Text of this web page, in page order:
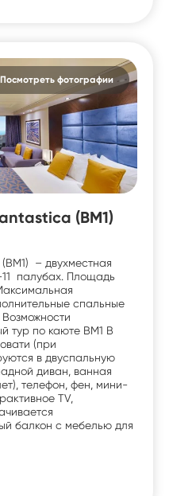
Посмотреть фотографии
(BM1)
– двухместная
палубах. Площадь
спальные
тур по каюте BM1 В
(при
в двуспальную
диван, ванная
телефон, фен, мини-
TV,
балкон с мебелью для